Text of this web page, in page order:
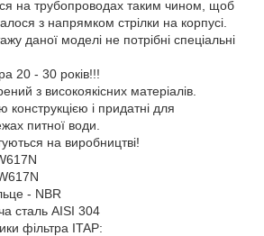
на трубопроводах таким чином, щоб
з напрямком стрілки на корпусі.
даної моделі не потрібні спеціальні
20 - 30 років!!!
з високоякісних матеріалів.
конструкцією і придатні для
питної води.
на виробництві!
- NBR
сталь AISI 304
фільтра ITAP: